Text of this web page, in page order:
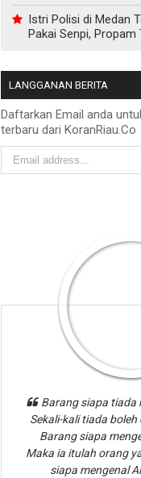
Istri Polisi di Medan
Pakai Senpi, Propam
LANGGANAN BERITA
Daftarkan Email anda
terbaru dari KoranRiau.Co
Barang siapa tiada
Sekali-kali tiada
Barang siapa
Maka ia itulah orang
siapa mengenal